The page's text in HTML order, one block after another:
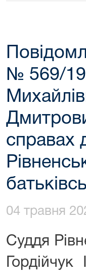
№ 569/
справах
04 травня
Суддя